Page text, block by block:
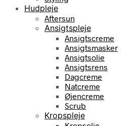
Hudpleje
Aftersun
Ansigtspleje
Ansigtscreme
Ansigtsmasker
Ansigtsolie
Ansigtsrens
Dagcreme
Natcreme
Øjencreme
Scrub
Kropspleje